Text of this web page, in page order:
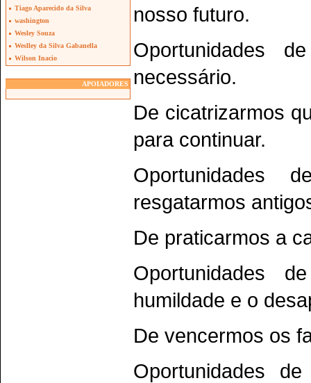
Tiago Aparecido da Silva
washington
Wesley Souza
Weslley da Silva Gabanella
Wilson Inacio
APOIADORES
nosso futuro.
Oportunidades
necessário.
De cicatrizarmos
para continuar.
Oportunidades
resgatarmos
De praticarmos a
Oportunidades
humildade e o
De vencermos os
Oportunidades